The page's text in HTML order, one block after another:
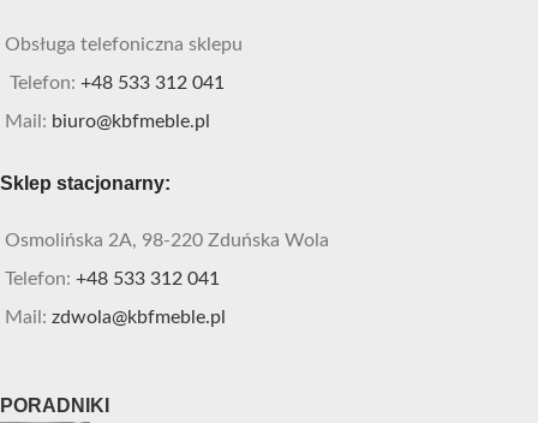
Obsługa telefoniczna sklepu
Telefon: +48 533 312 041
Mail: biuro@kbfmeble.pl
Sklep stacjonarny:
Osmolińska 2A, 98-220 Zduńska Wola
Telefon: +48 533 312 041
Mail: zdwola@kbfmeble.pl
PORADNIKI